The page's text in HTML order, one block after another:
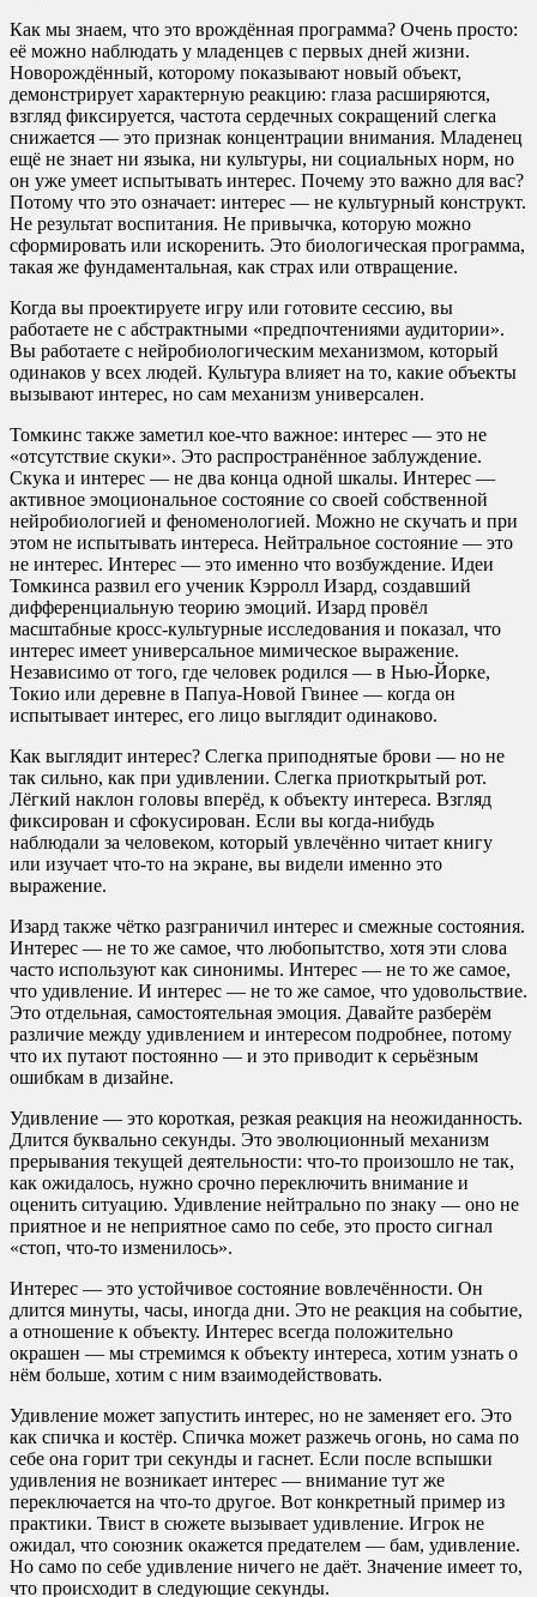
Как мы знаем, что это врождённая программа? Очень просто:
её можно наблюдать у младенцев с первых дней жизни.
Новорождённый, которому показывают новый объект,
демонстрирует характерную реакцию: глаза расширяются,
взгляд фиксируется, частота сердечных сокращений слегка
снижается — это признак концентрации внимания. Младенец
ещё не знает ни языка, ни культуры, ни социальных норм, но
он уже умеет испытывать интерес. Почему это важно для вас?
Потому что это означает: интерес — не культурный конструкт.
Не результат воспитания. Не привычка, которую можно
сформировать или искоренить. Это биологическая программа,
такая же фундаментальная, как страх или отвращение.
Когда вы проектируете игру или готовите сессию, вы
работаете не с абстрактными «предпочтениями аудитории».
Вы работаете с нейробиологическим механизмом, который
одинаков у всех людей. Культура влияет на то, какие объекты
вызывают интерес, но сам механизм универсален.
Томкинс также заметил кое-что важное: интерес — это не
«отсутствие скуки». Это распространённое заблуждение.
Скука и интерес — не два конца одной шкалы. Интерес —
активное эмоциональное состояние со своей собственной
нейробиологией и феноменологией. Можно не скучать и при
этом не испытывать интереса. Нейтральное состояние — это
не интерес. Интерес — это именно что возбуждение. Идеи
Томкинса развил его ученик Кэрролл Изард, создавший
дифференциальную теорию эмоций. Изард провёл
масштабные кросс-культурные исследования и показал, что
интерес имеет универсальное мимическое выражение.
Независимо от того, где человек родился — в Нью-Йорке,
Токио или деревне в Папуа-Новой Гвинее — когда он
испытывает интерес, его лицо выглядит одинаково.
Как выглядит интерес? Слегка приподнятые брови — но не
так сильно, как при удивлении. Слегка приоткрытый рот.
Лёгкий наклон головы вперёд, к объекту интереса. Взгляд
фиксирован и сфокусирован. Если вы когда-нибудь
наблюдали за человеком, который увлечённо читает книгу
или изучает что-то на экране, вы видели именно это
выражение.
Изард также чётко разграничил интерес и смежные состояния.
Интерес — не то же самое, что любопытство, хотя эти слова
часто используют как синонимы. Интерес — не то же самое,
что удивление. И интерес — не то же самое, что удовольствие.
Это отдельная, самостоятельная эмоция. Давайте разберём
различие между удивлением и интересом подробнее, потому
что их путают постоянно — и это приводит к серьёзным
ошибкам в дизайне.
Удивление — это короткая, резкая реакция на неожиданность.
Длится буквально секунды. Это эволюционный механизм
прерывания текущей деятельности: что-то произошло не так,
как ожидалось, нужно срочно переключить внимание и
оценить ситуацию. Удивление нейтрально по знаку — оно не
приятное и не неприятное само по себе, это просто сигнал
«стоп, что-то изменилось».
Интерес — это устойчивое состояние вовлечённости. Он
длится минуты, часы, иногда дни. Это не реакция на событие,
а отношение к объекту. Интерес всегда положительно
окрашен — мы стремимся к объекту интереса, хотим узнать о
нём больше, хотим с ним взаимодействовать.
Удивление может запустить интерес, но не заменяет его. Это
как спичка и костёр. Спичка может разжечь огонь, но сама по
себе она горит три секунды и гаснет. Если после вспышки
удивления не возникает интерес — внимание тут же
переключается на что-то другое. Вот конкретный пример из
практики. Твист в сюжете вызывает удивление. Игрок не
ожидал, что союзник окажется предателем — бам, удивление.
Но само по себе удивление ничего не даёт. Значение имеет то,
что происходит в следующие секунды.